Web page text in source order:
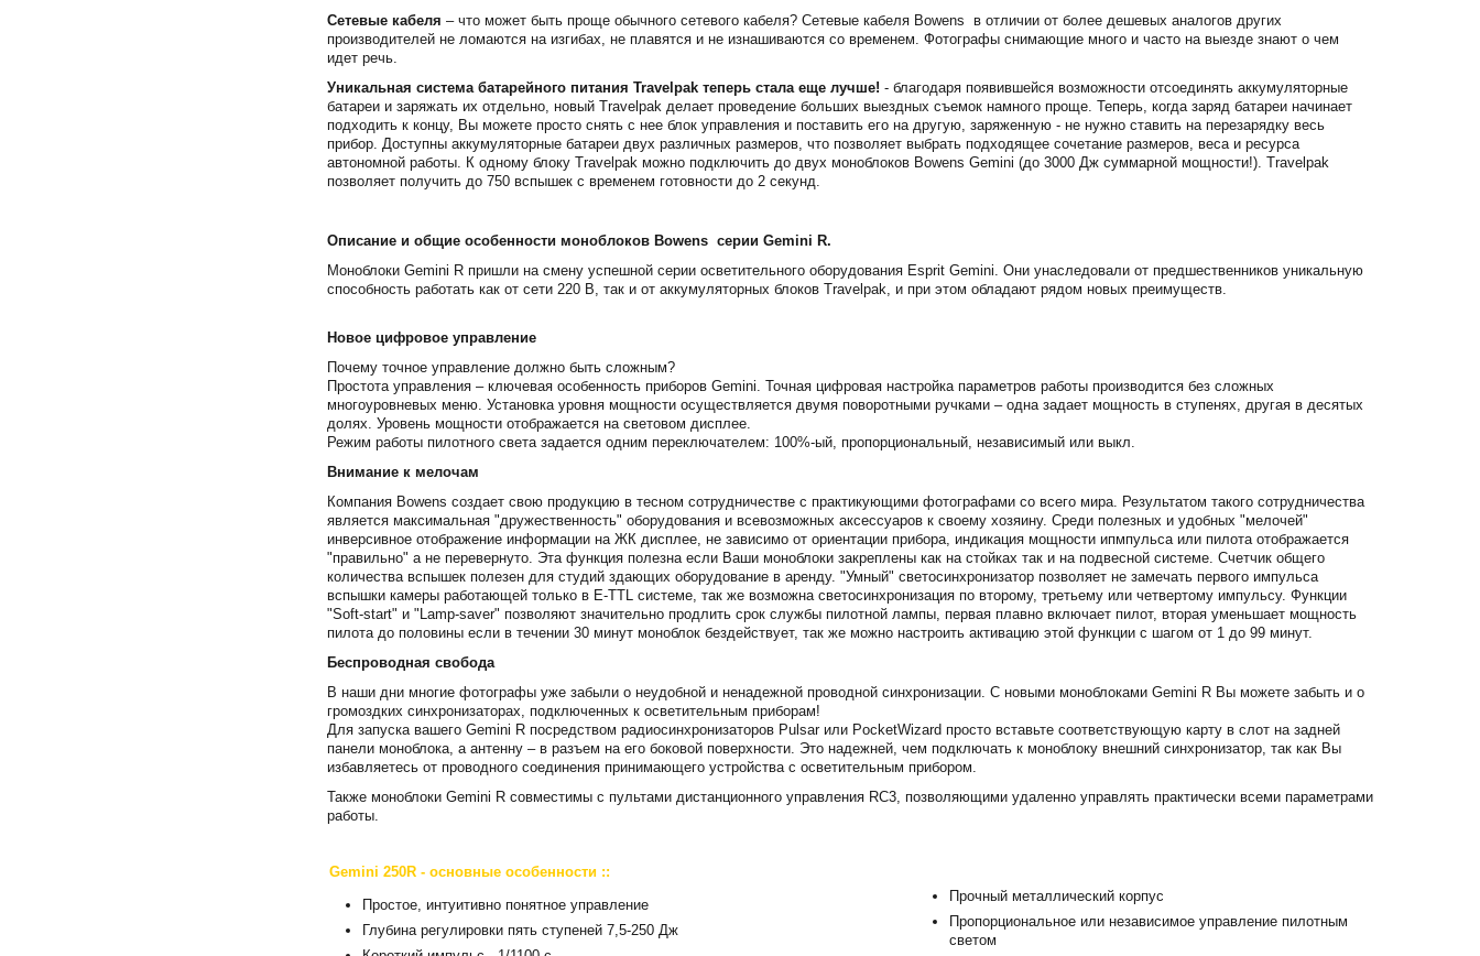
Сетевые кабеля – что может быть проще обычного сетевого кабеля? Сетевые кабеля Bowens в отличии от более дешевых аналогов других
производителей не ломаются на изгибах, не плавятся и не изнашиваются со временем. Фотографы снимающие много и часто на выезде знают о чем
идет речь.
Уникальная система батарейного питания Travelpak теперь стала еще лучше! - благодаря появившейся возможности отсоединять аккумуляторные
батареи и заряжать их отдельно, новый Travelpak делает проведение больших выездных съемок намного проще. Теперь, когда заряд батареи начинает
подходить к концу, Вы можете просто снять с нее блок управления и поставить его на другую, заряженную - не нужно ставить на перезарядку весь
прибор. Доступны аккумуляторные батареи двух различных размеров, что позволяет выбрать подходящее сочетание размеров, веса и ресурса
автономной работы. К одному блоку Travelpak можно подключить до двух моноблоков Bowens Gemini (до 3000 Дж суммарной мощности!). Travelpak
позволяет получить до 750 вспышек с временем готовности до 2 секунд.
Описание и общие особенности моноблоков Bowens серии Gemini R.
Моноблоки Gemini R пришли на смену успешной серии осветительного оборудования Esprit Gemini. Они унаследовали от предшественников уникальную
способность работать как от сети 220 В, так и от аккумуляторных блоков Travelpak, и при этом обладают рядом новых преимуществ.
Новое цифровое управление
Почему точное управление должно быть сложным?
Простота управления – ключевая особенность приборов Gemini. Точная цифровая настройка параметров работы производится без сложных
многоуровневых меню. Установка уровня мощности осуществляется двумя поворотными ручками – одна задает мощность в ступенях, другая в десятых
долях. Уровень мощности отображается на световом дисплее.
Режим работы пилотного света задается одним переключателем: 100%-ый, пропорциональный, независимый или выкл.
Внимание к мелочам
Компания Bowens создает свою продукцию в тесном сотрудничестве с практикующими фотографами со всего мира. Результатом такого сотрудничества
является максимальная "дружественность" оборудования и всевозможных аксессуаров к своему хозяину. Среди полезных и удобных "мелочей"
инверсивное отображение информации на ЖК дисплее, не зависимо от ориентации прибора, индикация мощности ипмпульса или пилота отображается
"правильно" а не перевернуто. Эта функция полезна если Ваши моноблоки закреплены как на стойках так и на подвесной системе. Счетчик общего
количества вспышек полезен для студий здающих оборудование в аренду. "Умный" светосинхронизатор позволяет не замечать первого импульса
вспышки камеры работающей только в E-TTL системе, так же возможна светосинхронизация по второму, третьему или четвертому импульсу. Функции
"Soft-start" и "Lamp-saver" позволяют значительно продлить срок службы пилотной лампы, первая плавно включает пилот, вторая уменьшает мощность
пилота до половины если в течении 30 минут моноблок бездействует, так же можно настроить активацию этой функции с шагом от 1 до 99 минут.
Беспроводная свобода
В наши дни многие фотографы уже забыли о неудобной и ненадежной проводной синхронизации. С новыми моноблоками Gemini R Вы можете забыть и о
громоздких синхронизаторах, подключенных к осветительным приборам!
Для запуска вашего Gemini R посредством радиосинхронизаторов Pulsar или PocketWizard просто вставьте соответствующую карту в слот на задней
панели моноблока, а антенну – в разъем на его боковой поверхности. Это надежней, чем подключать к моноблоку внешний синхронизатор, так как Вы
избавляетесь от проводного соединения принимающего устройства с осветительным прибором.
Также моноблоки Gemini R совместимы с пультами дистанционного управления RC3, позволяющими удаленно управлять практически всеми параметрами
работы.
Gemini 250R - основные особенности ::
Простое, интуитивно понятное управление
Глубина регулировки пять ступеней 7,5-250 Дж
Прочный металлический корпус
Пропорциональное или независимое управление пилотным
светом